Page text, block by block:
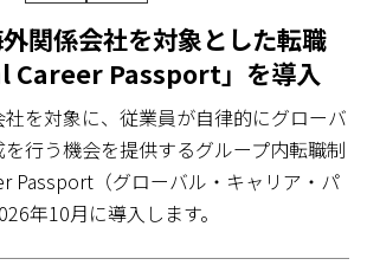
関係会社を対象とした転職
Career Passport」を導入
を対象に、従業員が自律的にグローバ
行う機会を提供するグループ内転職制
Passport（グローバル・キャリア・パ
年10月に導入します。